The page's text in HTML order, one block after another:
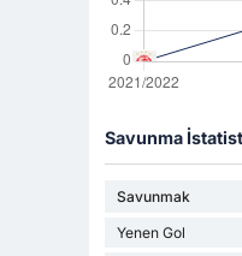
Savunma
Savunmak
Yenen Gol